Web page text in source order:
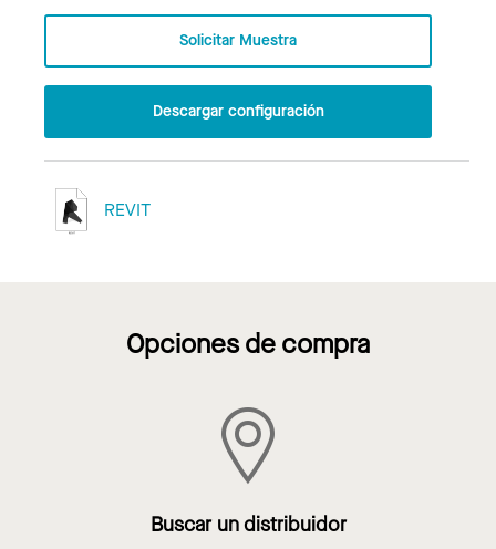
Solicitar Muestra
Descargar configuración
REVIT
Opciones de compra
Buscar un distribuidor